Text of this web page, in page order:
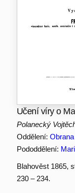
Učení víry o
Polanecký
Oddělení:
Pododdělení:
Blahověst 1865,
230 – 234.